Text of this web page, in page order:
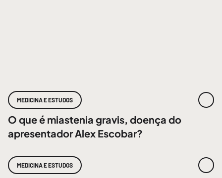
MEDICINA E ESTUDOS
O que é miastenia gravis, doença do
apresentador Alex Escobar?
MEDICINA E ESTUDOS